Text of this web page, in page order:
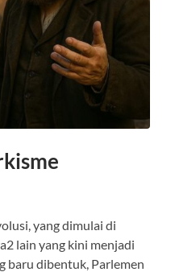
yang dimulai di
lain yang kini menjadi
baru dibentuk, Parlemen